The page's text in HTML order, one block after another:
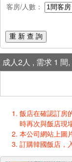
客房/人數：
重 新 查 詢
成人2人 , 需求 1 間
飯店在確認訂房
時再次與飯店現
本公司網站上圖
訂購韓國飯店，